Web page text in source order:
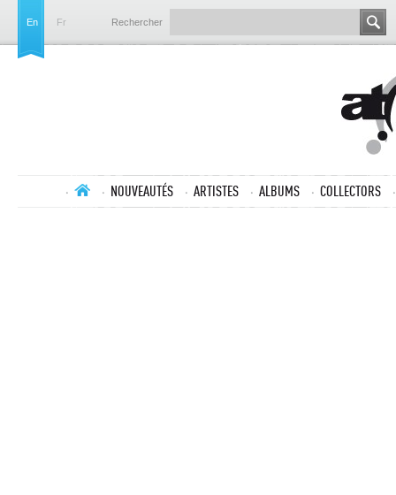
En Fr Rechercher
NOUVEAUTÉS ARTISTES ALBUMS COLLECTORS